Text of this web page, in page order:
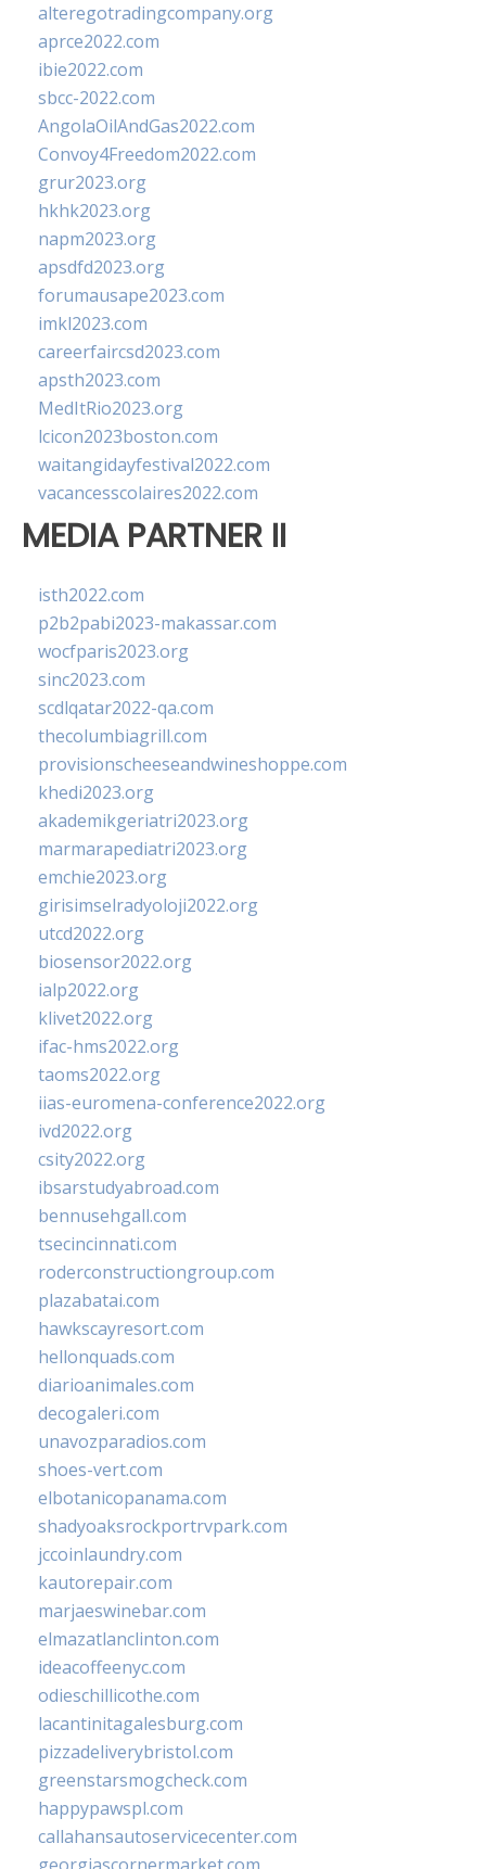
alteregotradingcompany.org
aprce2022.com
ibie2022.com
sbcc-2022.com
AngolaOilAndGas2022.com
Convoy4Freedom2022.com
grur2023.org
hkhk2023.org
napm2023.org
apsdfd2023.org
forumausape2023.com
imkl2023.com
careerfaircsd2023.com
apsth2023.com
MedItRio2023.org
lcicon2023boston.com
waitangidayfestival2022.com
vacancesscolaires2022.com
MEDIA PARTNER II
isth2022.com
p2b2pabi2023-makassar.com
wocfparis2023.org
sinc2023.com
scdlqatar2022-qa.com
thecolumbiagrill.com
provisionscheeseandwineshoppe.com
khedi2023.org
akademikgeriatri2023.org
marmarapediatri2023.org
emchie2023.org
girisimselradyoloji2022.org
utcd2022.org
biosensor2022.org
ialp2022.org
klivet2022.org
ifac-hms2022.org
taoms2022.org
iias-euromena-conference2022.org
ivd2022.org
csity2022.org
ibsarstudyabroad.com
bennusehgall.com
tsecincinnati.com
roderconstructiongroup.com
plazabatai.com
hawkscayresort.com
hellonquads.com
diarioanimales.com
decogaleri.com
unavozparadios.com
shoes-vert.com
elbotanicopanama.com
shadyoaksrockportrvpark.com
jccoinlaundry.com
kautorepair.com
marjaeswinebar.com
elmazatlanclinton.com
ideacoffeenyc.com
odieschillicothe.com
lacantinitagalesburg.com
pizzadeliverybristol.com
greenstarsmogcheck.com
happypawspl.com
callahansautoservicecenter.com